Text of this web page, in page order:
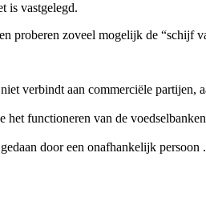
is vastgelegd.
proberen zoveel mogelijk de “schijf
verbindt aan commerciële
het functioneren van de
door een onafhankelijk